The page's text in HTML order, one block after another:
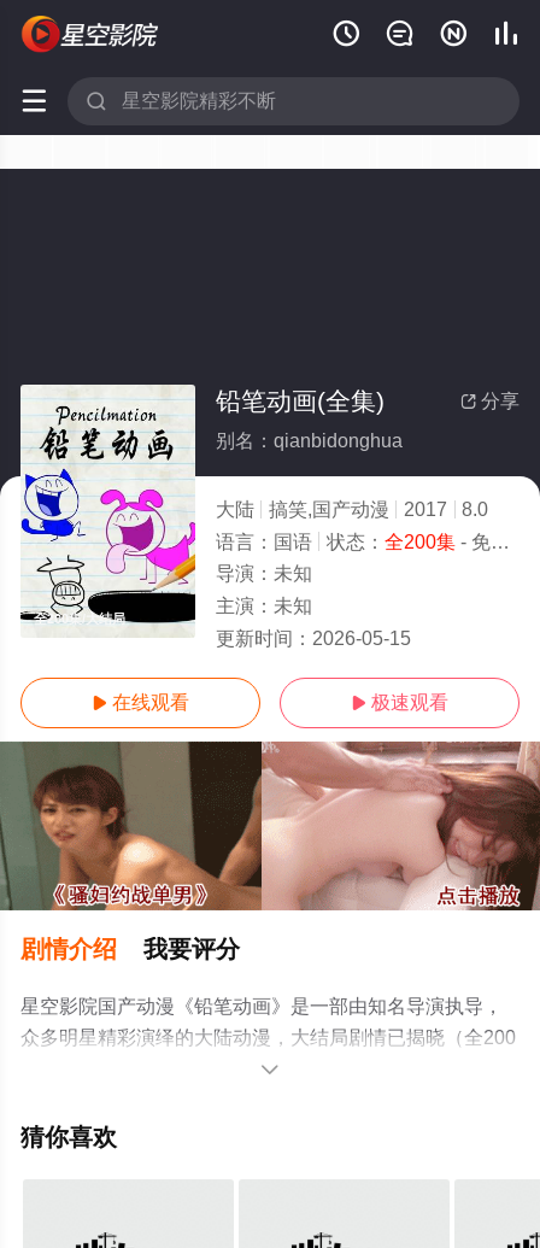
   
 
全200集/大结局
 分享
铅笔动画(全集)
别名：qianbidonghua
大陆 搞笑,国产动漫 2017
8.0
语言： 国语 状态： 全200集- 免费在线观看
导演： 未知
主演： 未知
更新时间： 2026-05-15
 在线观看  极速观看
剧情介绍 我要评分
星空影院国产动漫《铅笔动画》是一部由知名导演执导，
众多明星精彩演绎的大陆动漫，大结局剧情已揭晓（全200
集），手机免费观看高清无删减完整版动漫全集就上星空
等平台了解。

猜你喜欢